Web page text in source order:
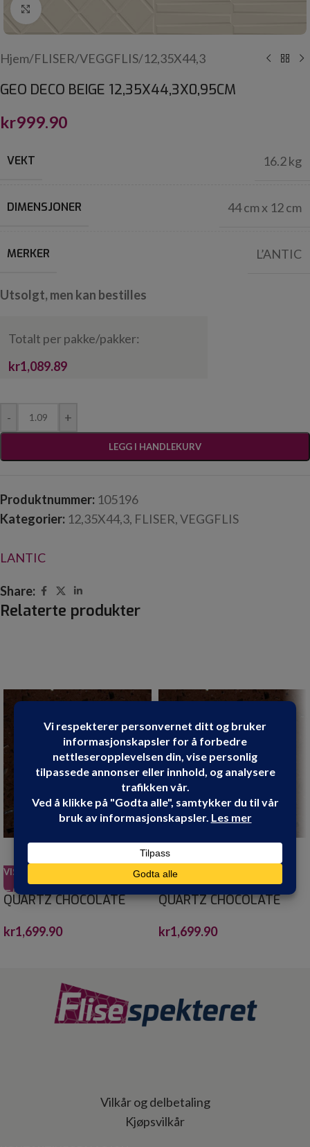
Click to enlarge
Hjem/FLISER/VEGGFLIS/12,35X44,3
GEO DECO BEIGE 12,35X44,3X0,95CM
kr999.90
VEKT 16.2 kg
DIMENSJONER 44 cm x 12 cm
MERKER L’ANTIC
Utsolgt, men kan bestilles
Totalt per pakke/pakker:
kr1,089.89
- +
LEGG I HANDLEKURV
Produktnummer: 105196
Kategorier: 12,35X44,3, FLISER,VEGGFLIS
LANTIC
Share:
Relaterte produkter
VIS PRODUKT
QUARTZ CHOCOLATE
30X30*
kr1,699.90
VIS PRODUKT
QUARTZ CHOCOLATE
30X60*
kr1,699.90
Vilkår og delbetaling
Kjøpsvilkår